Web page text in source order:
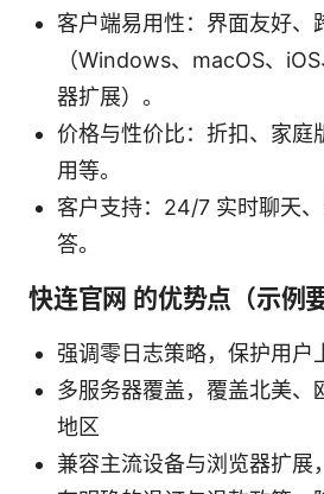
客户端易用性：界面友好、
（Windows、macOS、
器扩展）。
价格与性价比：折扣、家庭
用等。
客户支持：24/7 实时聊天
答。
快连官网 的优势点（示例要
强调零日志策略，保护用户
多服务器覆盖，覆盖北美、
地区
兼容主流设备与浏览器扩展